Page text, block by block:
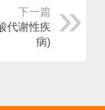
下一篇
代谢性疾
病)